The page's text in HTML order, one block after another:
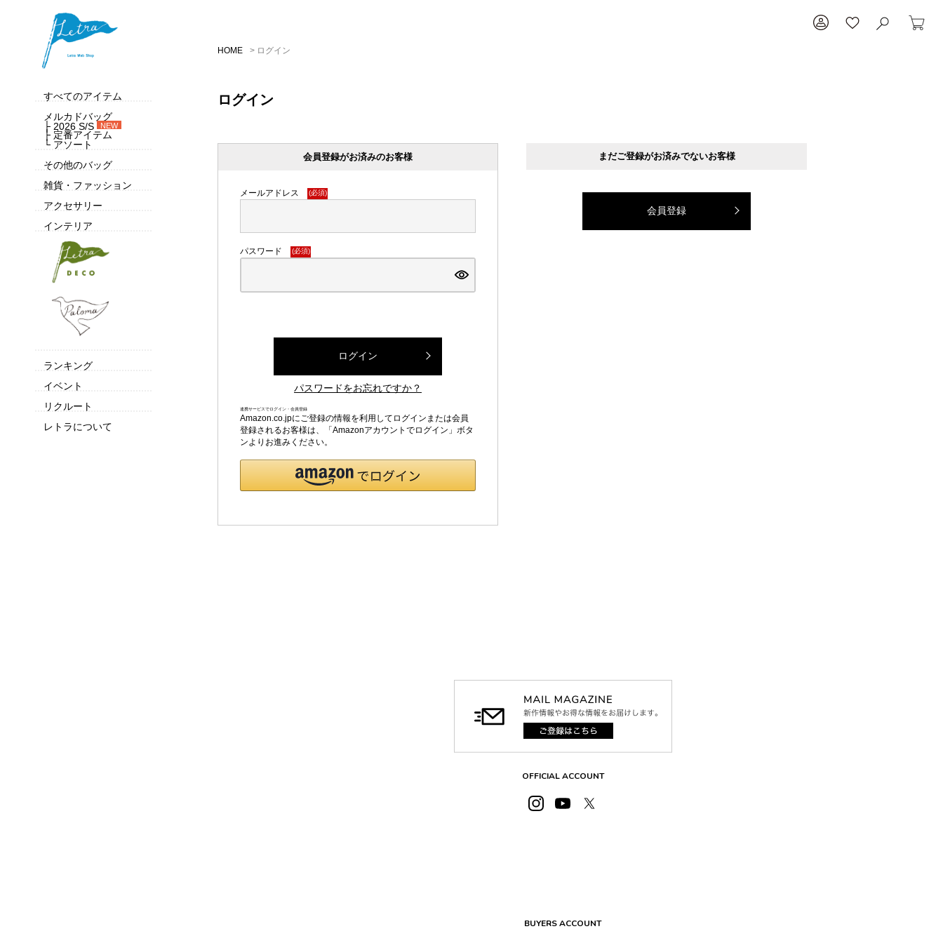
すべてのアイテム
メルカドバッグ
├ 2026 S/S
NEW
├ 定番アイテム
└ アソート
その他のバッグ
雑貨・ファッション
アクセサリー
インテリア
ランキング
イベント
リクルート
レトラについて
HOME ログイン
ログイン
会員登録がお済みのお客様
メールアドレス (必須)
パスワード (必須)
ログイン
パスワードをお忘れですか？
連携サービスでログイン・会員登録
Amazon.co.jpにご登録の情報を利用してログインまたは会員
登録されるお客様は、「Amazonアカウントでログイン」ボタ
ンよりお進みください。
まだご登録がお済みでないお客様
会員登録
OFFICIAL ACCOUNT
BUYERS ACCOUNT